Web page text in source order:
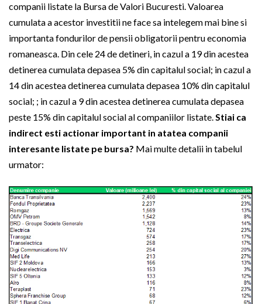
companii listate la Bursa de Valori Bucuresti. Valoarea
cumulata a acestor investitii ne face sa intelegem mai bine si
importanta fondurilor de pensii obligatorii pentru economia
romaneasca. Din cele 24 de detineri, in cazul a 19 din acestea
detinerea cumulata depasea 5% din capitalul social; in cazul a
14 din acestea detinerea cumulata depasea 10% din capitalul
social; ; in cazul a 9 din acestea detinerea cumulata depasea
peste 15% din capitalul social al companiilor listate.Stiai ca
indirect esti actionar important in atatea companii
interesante listate pe bursa? Mai multe detalii in tabelul
urmator: